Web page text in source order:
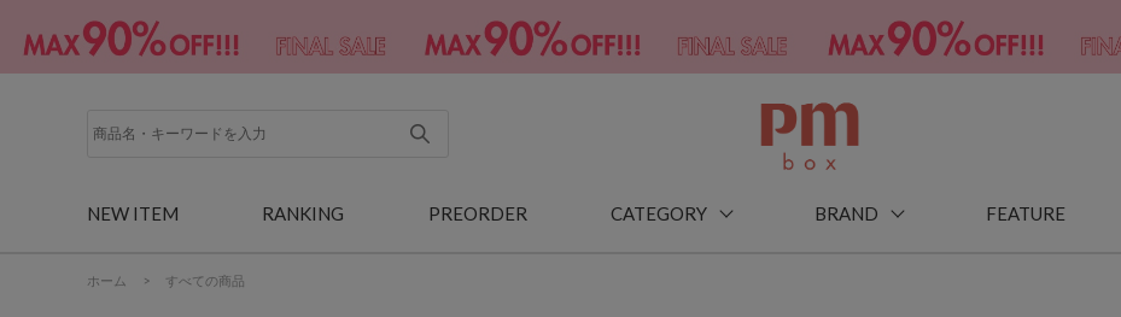
NEW ITEM RANKING PREORDER CATEGORY BRAND FEATURE
ホーム > すべての商品